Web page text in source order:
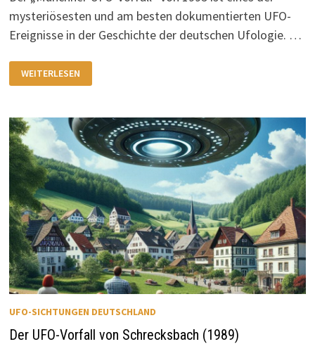
mysteriösesten und am besten dokumentierten UFO-
Ereignisse in der Geschichte der deutschen Ufologie. …
DER
MÜNCHNER
UFO-
WEITERLESEN
UFO-SICHTUNGEN DEUTSCHLAND
Der UFO-Vorfall von Schrecksbach (1989)